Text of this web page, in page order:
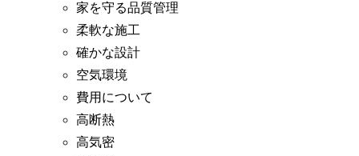
家を守る品質管理
柔軟な施工
確かな設計
空気環境
費用について
高断熱
高気密